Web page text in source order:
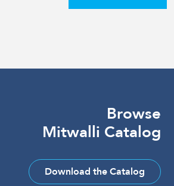
Browse
Mitwalli Catalog
Download the Catalog